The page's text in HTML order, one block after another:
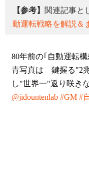
【参考】 関連記事と
動運転戦略を解説
80年前の｢自動運転
青写真は 鍵握る"2
し"世界一"返り咲き
@jidountenlab #GM #